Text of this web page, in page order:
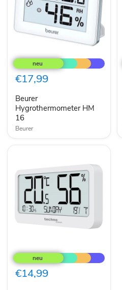
Hygrothermometer
HM
16
€17,99
Beurer
Hygrothermometer HM
16
Beurer
WS
9455
Bürothermometer
€14,99